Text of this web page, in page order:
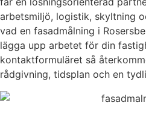
arbetsmiljö, logistik, skyltning
vad en fasadmålning i
lägga upp arbetet för din
kontaktformuläret så
rådgivning, tidsplan och en